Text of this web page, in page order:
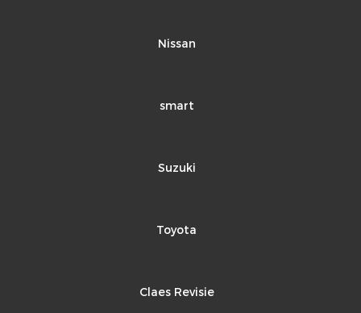
Nissan
smart
Suzuki
Toyota
Claes Revisie